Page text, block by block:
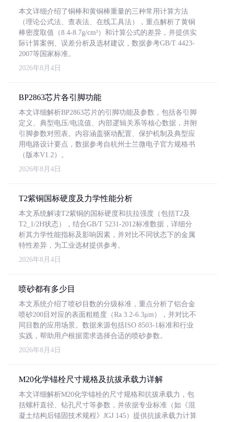
本文详细介绍了铜棒和黄铜棒重量的三种常用计算方法
（理论公式法、查表法、在线工具法），重点解析了黄铜
棒密度取值（8.4-8.7g/cm³）和计算公式的差异，并提供实
际计算案例、误差分析及选材建议，数据参考GB/T 4423-
2007等国家标准。
2026年8月4日
BP2863芯片各引脚功能
本文详细解析BP2863芯片的引脚功能及参数，包括各引脚
定义、典型电压/电流值、内部逻辑关系等核心数据，并附
引脚参数对照表。内容涵盖驱动配置、保护机制及典型应
用电路设计要点，数据参考自杭州士兰微电子官方规格书
（版本V1.2）。
2026年8月4日
T2紫铜国标硬度及力学性能分析
本文系统解读T2紫铜的国标硬度和抗拉强度（包括T2及
T2_1/2H状态），结合GB/T 5231-2012标准数据，详细分
析其力学性能指标及影响因素，并对比不同状态下的金属
特性差异，为工业选材提供参考。
2026年8月4日
喷砂都有多少目
本文系统介绍了喷砂目数的分级标准，重点分析了铝合金
喷砂200目对应的表面粗糙度（Ra 3.2-6.3μm），并对比不
同目数的应用场景。数据来源包括ISO 8503-1标准和行业
实践，帮助用户根据需求选择合适的喷砂参数。
2026年8月4日
M20化学锚栓尺寸规格及抗拔承载力详解
本文详细解析M20化学锚栓的尺寸规格和抗拔承载力，包
括螺杆直径、钻孔尺寸等参数，并依据专业标准（如《混
凝土结构后锚固技术规程》JGJ 145）提供抗拔承载力计算